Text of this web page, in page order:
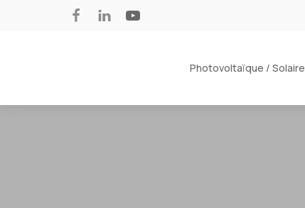
Photovoltaïque / Solaire